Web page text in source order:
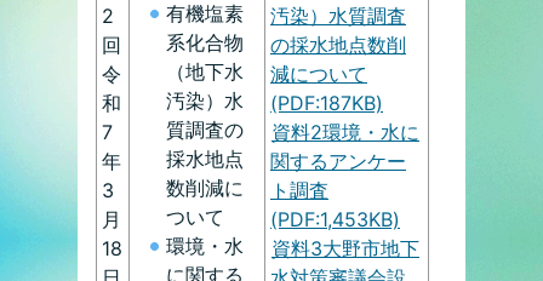
2
回
令
和
7
年
3
月
18
有機塩素
系化合物
（地下水
汚染）水
質調査の
採水地点
数削減に
ついて
環境・水
に関する
汚染）水質調査
の採水地点数削
減について
(PDF:187KB)
資料2環境・水に
関するアンケー
ト調査
(PDF:1,453KB)
資料3大野市地下